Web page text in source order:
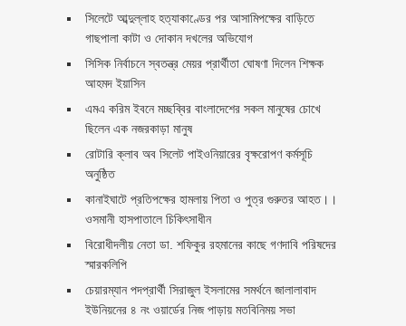
সিলেটে আব্দুল্লাহ হত্যাকাণ্ডের পর আসামিপক্ষের বাড়িতে
গাছপালা কাটা ও দোকান দখলের অভিযোগ
সিসিক নির্বাচনে স্বতন্ত্র মেয়র প্রার্থীতা ঘোষণা দিলেন শিক্ষক
আহমদ ইয়াসিন
এমএ করিম ইবনে মচ্ছব্বির বাংলাদেশের সকল মানুষের চোখে
ছিলেন এক নজরকাড়া মানুষ ‎
রোটারি ক্লাব অব সিলেট পাইওনিয়ারের বৃক্ষরোপণ কর্মসূচি
অনুষ্ঠিত
কানাইঘাটে প্রতিপক্ষের হামলায় পিতা ও পুত্র গুরুতর আহত।।
ওসমানী হাসপাতালে চিকিৎসাধীন
বিরোধীদলীয় নেতা ডা. শফিকুর রহমানের কাছে গণদাবি পরিষদের
স্মারকলিপি ‎
চেয়ারম্যান পদপ্রার্থী সিরাজুল ইসলামের সমর্থনে জালালাবাদ
ইউনিয়নের ৪ নং ওয়ার্ডের নিজ পাড়ায় মতবিনিময় সভা